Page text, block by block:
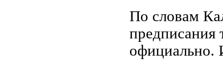
По словам
предписания
официально.